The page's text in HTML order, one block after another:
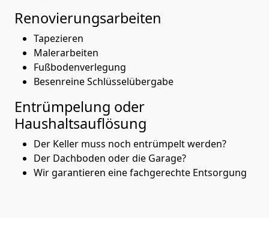
Renovierungsarbeiten
Tapezieren
Malerarbeiten
Fußbodenverlegung
Besenreine Schlüsselübergabe
Entrümpelung oder
Haushaltsauflösung
Der Keller muss noch entrümpelt werden?
Der Dachboden oder die Garage?
Wir garantieren eine fachgerechte Entsorgung